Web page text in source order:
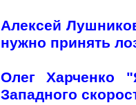
Алексей
нужно принять
Олег Харченко
Западного